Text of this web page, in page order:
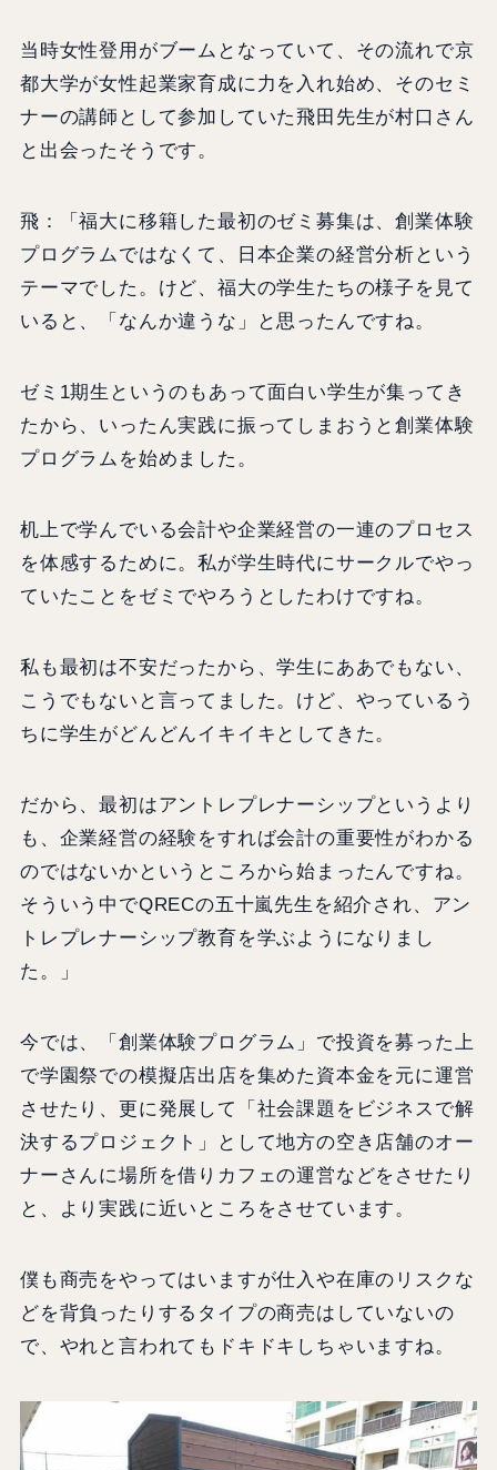
当時女性登用がブームとなっていて、その流れで京
都大学が女性起業家育成に力を入れ始め、そのセミ
ナーの講師として参加していた飛田先生が村口さん
と出会ったそうです。
飛：「福大に移籍した最初のゼミ募集は、創業体験
プログラムではなくて、日本企業の経営分析という
テーマでした。けど、福大の学生たちの様子を見て
いると、「なんか違うな」と思ったんですね。
ゼミ1期生というのもあって面白い学生が集ってき
たから、いったん実践に振ってしまおうと創業体験
プログラムを始めました。
机上で学んでいる会計や企業経営の一連のプロセス
を体感するために。私が学生時代にサークルでやっ
ていたことをゼミでやろうとしたわけですね。
私も最初は不安だったから、学生にああでもない、
こうでもないと言ってました。けど、やっているう
ちに学生がどんどんイキイキとしてきた。
だから、最初はアントレプレナーシップというより
も、企業経営の経験をすれば会計の重要性がわかる
のではないかというところから始まったんですね。
そういう中でQRECの五十嵐先生を紹介され、アン
トレプレナーシップ教育を学ぶようになりまし
た。」
今では、「創業体験プログラム」で投資を募った上
で学園祭での模擬店出店を集めた資本金を元に運営
させたり、更に発展して「社会課題をビジネスで解
決するプロジェクト」として地方の空き店舗のオー
ナーさんに場所を借りカフェの運営などをさせたり
と、より実践に近いところをさせています。
僕も商売をやってはいますが仕入や在庫のリスクな
どを背負ったりするタイプの商売はしていないの
で、やれと言われてもドキドキしちゃいますね。